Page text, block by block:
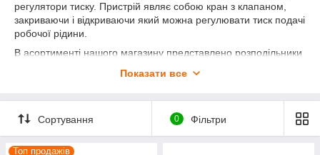
регулятори тиску. Пристрій являє собою кран з клапаном,
закриваючи і відкриваючи який можна регулювати тиск подачі
робочої рідини.
В асортименті нашого магазину представлено розподільники
обприскувачів. Для обслуговування і ремонту в наявності
Різновиди регуляторів тиску
Показати все
Сортування 0 Фільтри
Топ продажів